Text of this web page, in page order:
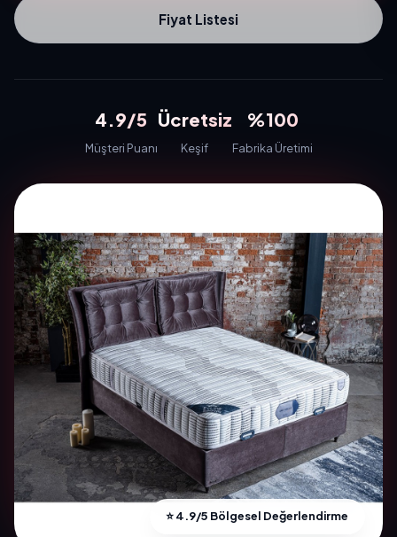
Fiyat Listesi
4.9/5
Müşteri Puanı
Ücretsiz
Keşif
%100
Fabrika Üretimi
⭐ 4.9/5 Bölgesel Değerlendirme